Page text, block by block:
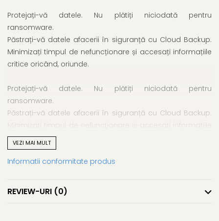
Protejați-vă datele. Nu plătiți niciodată pentru
ransomware.
Păstrați-vă datele afacerii în siguranță cu Cloud Backup.
Minimizați timpul de nefuncționare și accesați informațiile
critice oricând, oriunde.
Protejați-vă datele. Nu plătiți niciodată pentru
ransomware.
Păstrați-vă datele afacerii în siguranță cu Cloud Backup.
Minimizați timpul de nefuncționare și accesați informațiile
critice oricând, oriunde.
De ce aveți nevoie de backup?
ransomware crescânde și nevoile de conformitate în
creștere, riscul pentru dispozitivele afacerii dvs. nu a fost
VEZI MAI MULT
Informatii conformitate produs
REVIEW-URI (0)